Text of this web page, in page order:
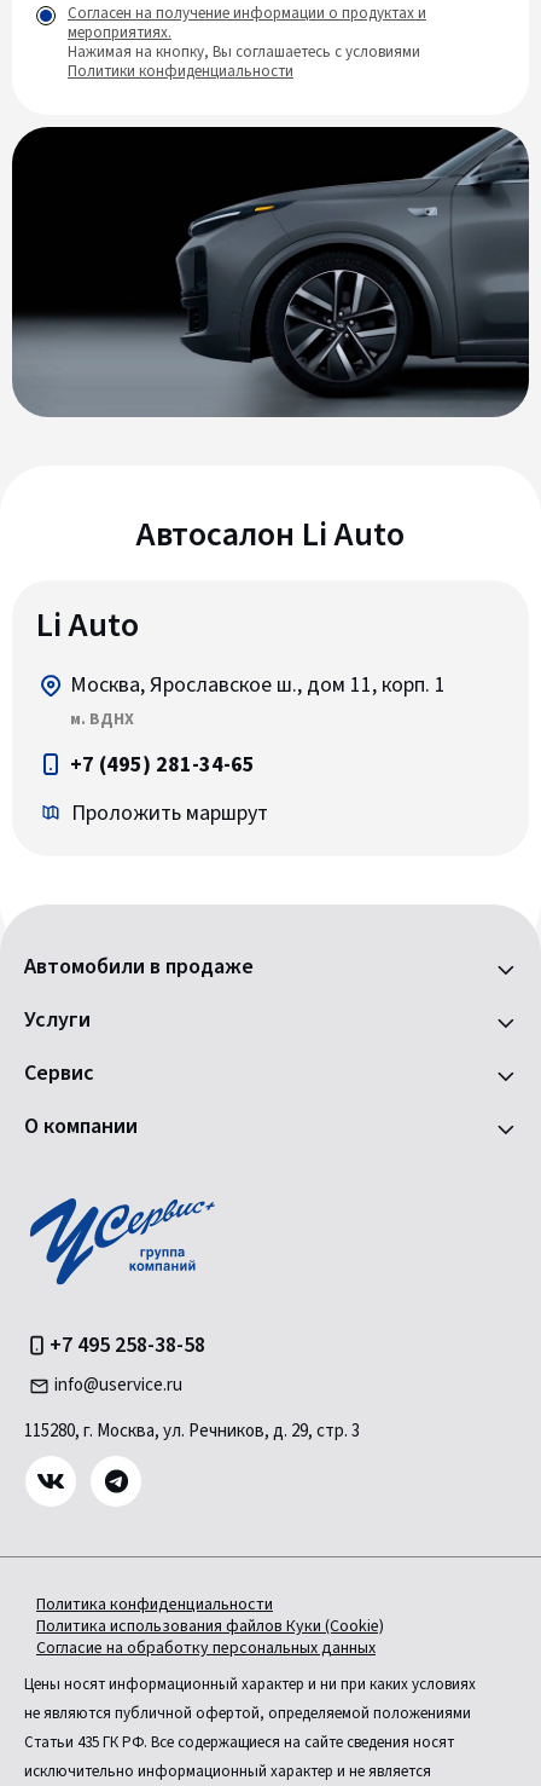
Согласен на получение информации о продуктах и
мероприятиях.
Нажимая на кнопку, Вы соглашаетесь с условиями
Политики конфиденциальности
Автосалон Li Auto
Li Auto
Москва, Ярославское ш., дом 11, корп. 1
м. ВДНХ
+7 (495) 281-34-65
Проложить маршрут
Автомобили в продаже
Услуги
Сервис
О компании
+7 495 258-38-58
info@uservice.ru
115280, г. Москва, ул. Речников, д. 29, стр. 3
Политика конфиденциальности
Политика использования файлов Куки (Cookie)
Согласие на обработку персональных данных
Цены носят информационный характер и ни при каких условиях
не являются публичной офертой, определяемой положениями
Статьи 435 ГК РФ. Все содержащиеся на сайте сведения носят
исключительно информационный характер и не является